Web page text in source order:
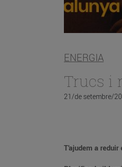
ENERGIA
Trucs i
21/de setembre/
T'ajudem a